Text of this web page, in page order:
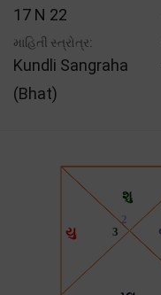
17 N 22
માહિતી સ્ત્રોત્ર:
Kundli Sangraha
(Bhat)